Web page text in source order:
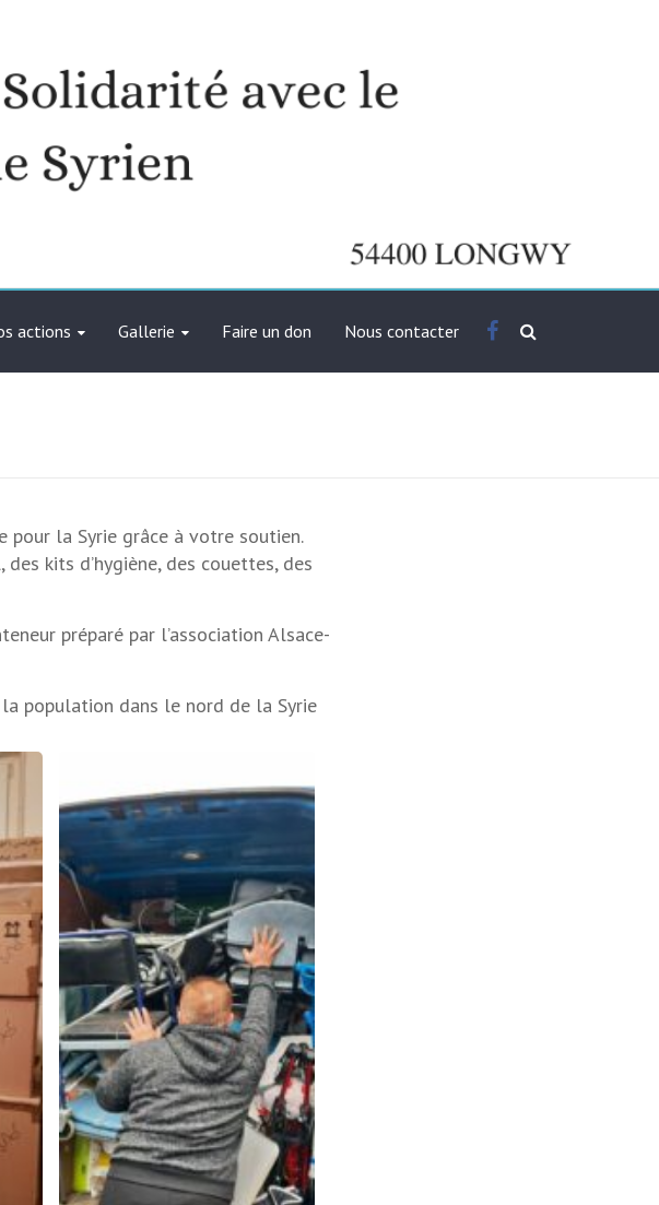
actions Gallerie Faire un don Nous contacter
pour la Syrie grâce à votre soutien.
kits d’hygiène, des couettes, des
préparé par l’association Alsace-
population dans le nord de la Syrie